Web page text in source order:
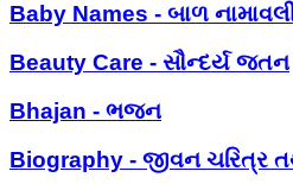
Baby Names - બાળ
Beauty Care - સૌન્દર્ય જતન
Bhajan - ભજન
Biography - જીવન ચરિત્ર